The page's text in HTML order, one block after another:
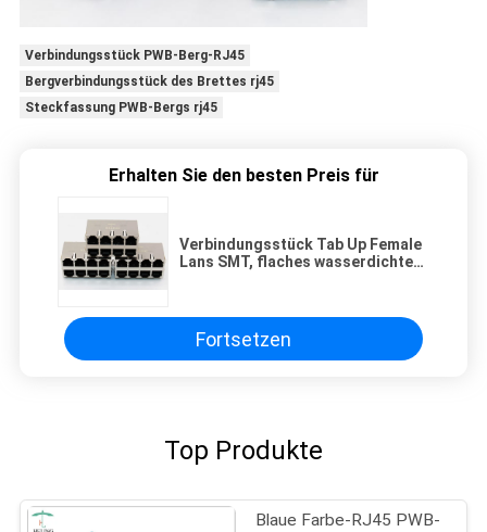
Verbindungsstück PWB-Berg-RJ45
Bergverbindungsstück des Brettes rj45
Steckfassung PWB-Bergs rj45
Erhalten Sie den besten Preis für
Verbindungsstück Tab Up Female
Lans SMT, flaches wasserdichtes
Fortsetzen
Top Produkte
Blaue Farbe-RJ45 PWB-